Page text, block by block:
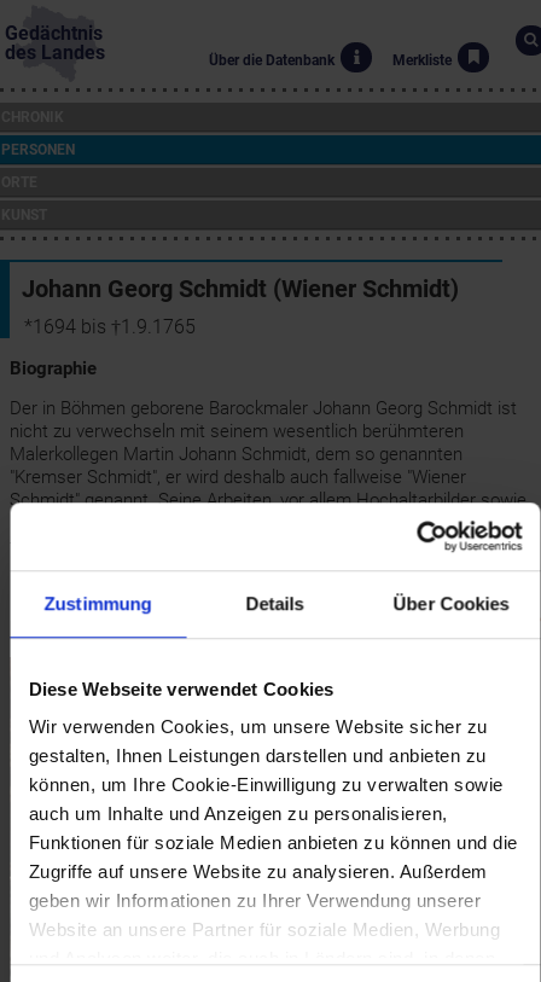
Zustimmung Details Über Cookies
Diese Webseite verwendet Cookies
Wir verwenden Cookies, um unsere Website sicher zu
gestalten, Ihnen Leistungen darstellen und anbieten zu
können, um Ihre Cookie-Einwilligung zu verwalten sowie
auch um Inhalte und Anzeigen zu personalisieren,
Funktionen für soziale Medien anbieten zu können und die
Zugriffe auf unsere Website zu analysieren. Außerdem
geben wir Informationen zu Ihrer Verwendung unserer
Website an unsere Partner für soziale Medien, Werbung
Gedächtnis
des Landes
Über die Datenbank Merkliste
PERSONEN
Johann Georg Schmidt (Wiener Schmidt)
*1694 bis †1.9.1765
Biographie
Der in Böhmen geborene Barockmaler Johann Georg Schmidt ist
nicht zu verwechseln mit seinem wesentlich berühmteren
Malerkollegen Martin Johann Schmidt, dem so genannten
"Kremser Schmidt", er wird deshalb auch fallweise "Wiener
Schmidt" genannt. Seine Arbeiten, vor allem Hochaltarbilder sowie
Deckengemälde, sind über ganz Niederösterreich verstreut und
finden sich unter anderen in den Stiften Altenburg, Klosterneuburg,
Lilienfeld und Zwettl. Schmidt starb 1765 in Prag.